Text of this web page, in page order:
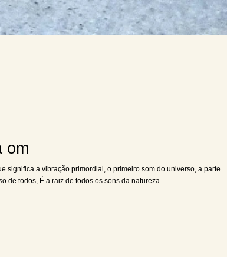
om
significa a vibração primordial, o primeiro som do universo, a parte
de todos, É a raiz de todos os sons da natureza.